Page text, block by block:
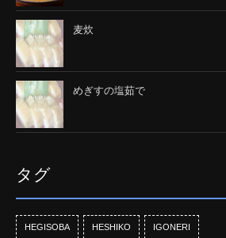
麦炊
めぎすの塩茹で
タグ
HEGISOBA HESHIKO IGONERI